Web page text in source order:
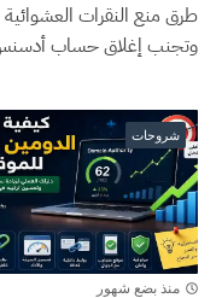
طرق منع النقرات العشوائية
وتجنب إغلاق حساب
شروحات
منذ بضع شهور